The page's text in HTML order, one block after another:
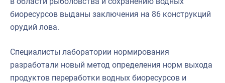
биоресурсов выданы заключения на 86 конструкций
орудий лова.
Специалисты лаборатории нормирования
разработали новый метод определения норм выхода
продуктов переработки водных биоресурсов и